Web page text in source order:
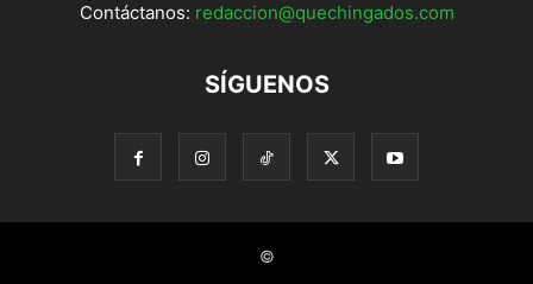
Contáctanos: redaccion@quechingados.com
SÍGUENOS
©